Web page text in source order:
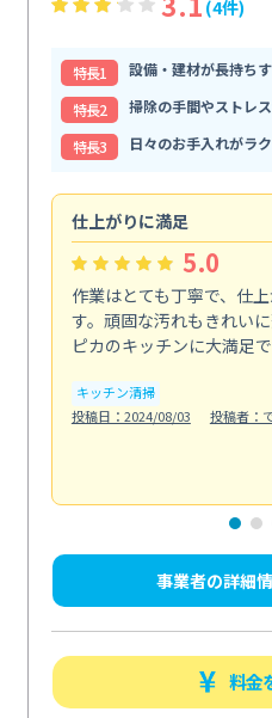
(4件)
特⻑1
設備・建材が長持ち
特⻑2
掃除の手間やストレ
特⻑3
日々のお手入れがラ
仕上がりに満足
5.0
作業はとても丁寧で、仕
す。頑固な汚れもきれい
ピカのキッチンに大満足で
キッチン清掃
投稿日：2024/08/03
投稿者：
事業者の詳細
料金